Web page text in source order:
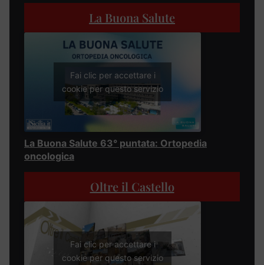
La Buona Salute
Fai clic per accettare i
cookie per questo servizio
La Buona Salute 63° puntata: Ortopedia
oncologica
Oltre il Castello
Fai clic per accettare i
cookie per questo servizio